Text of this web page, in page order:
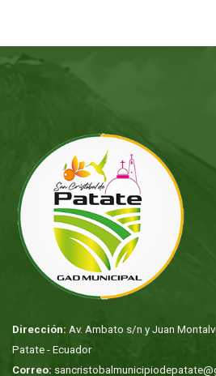
Dirección: Av. Ambato s/n y Juan
Patate - Ecuador
Correo: